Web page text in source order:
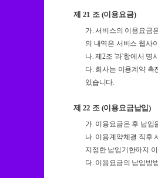
제 21 조 (이용요금)
가. 서비스의 이용요금
의 내역은 서비스 웹사
나. 제2조 '라'항에서 명
다. 회사는 이용계약 촉
있습니다.
제 22 조 (이용요금납입)
가. 이용요금은 후 납입
나. 이용계약체결 직후
지정한 납입기한까지
다. 이용요금의 납입방